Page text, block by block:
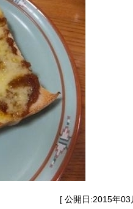
[ 公開日:2015年03